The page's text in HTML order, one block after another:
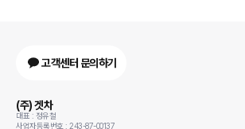
고객센터 문의하기
(주) 겟차
대표 : 정유철
사업자등록번호 : 243-87-00137